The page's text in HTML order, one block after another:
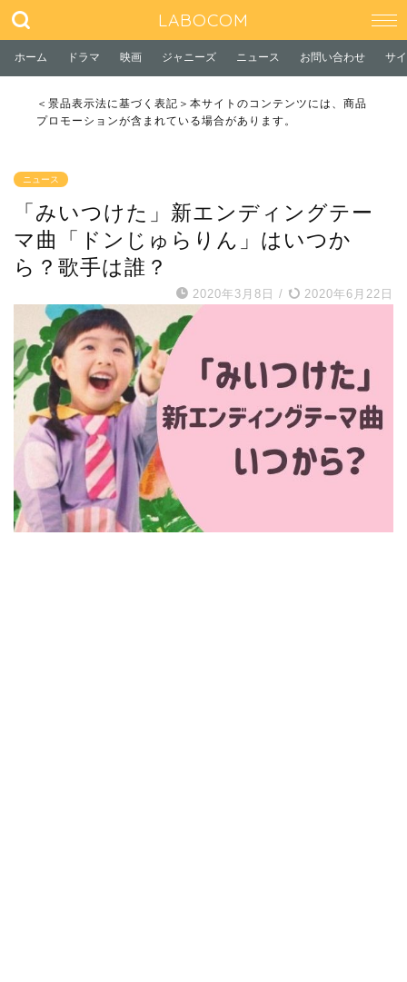
LABOCOM
ホーム ドラマ 映画 ジャニーズ ニュース お問い合わせ サ
＜景品表示法に基づく表記＞本サイトのコンテンツには、商品
プロモーションが含まれている場合があります。
ニュース
「みいつけた」新エンディングテー
マ曲「ドンじゅらりん」はいつか
ら？歌手は誰？
2020年3月8日 / 2020年6月22日